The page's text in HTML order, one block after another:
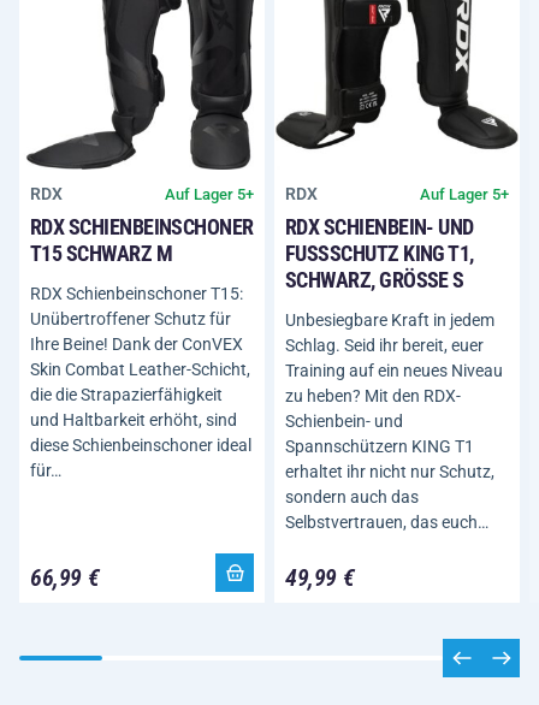
RDX Auf Lager 5+
RDX SCHIENBEINSCHONER
T15 SCHWARZ M
RDX Schienbeinschoner T15:
Unübertroffener Schutz für
Ihre Beine! Dank der ConVEX
Skin Combat Leather-Schicht,
die die Strapazierfähigkeit
und Haltbarkeit erhöht, sind
diese Schienbeinschoner ideal
für…
66,99 €
RDX Auf Lager 5+
RDX SCHIENBEIN- UND
FUSSSCHUTZ KING T1, S
CHWARZ, GRÖSSE S
Unbesiegbare Kraft in jedem
Schlag. Seid ihr bereit, euer
Training auf ein neues Niveau
zu heben? Mit den RDX-
Schienbein- und
Spannschützern KING T1
erhaltet ihr nicht nur Schutz,
sondern auch das
Selbstvertrauen, das euch…
49,99 €